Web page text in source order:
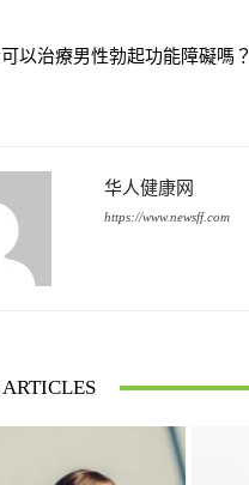
以治療男性勃起功能障礙嗎？
华人健康网
https://www.newsff.com